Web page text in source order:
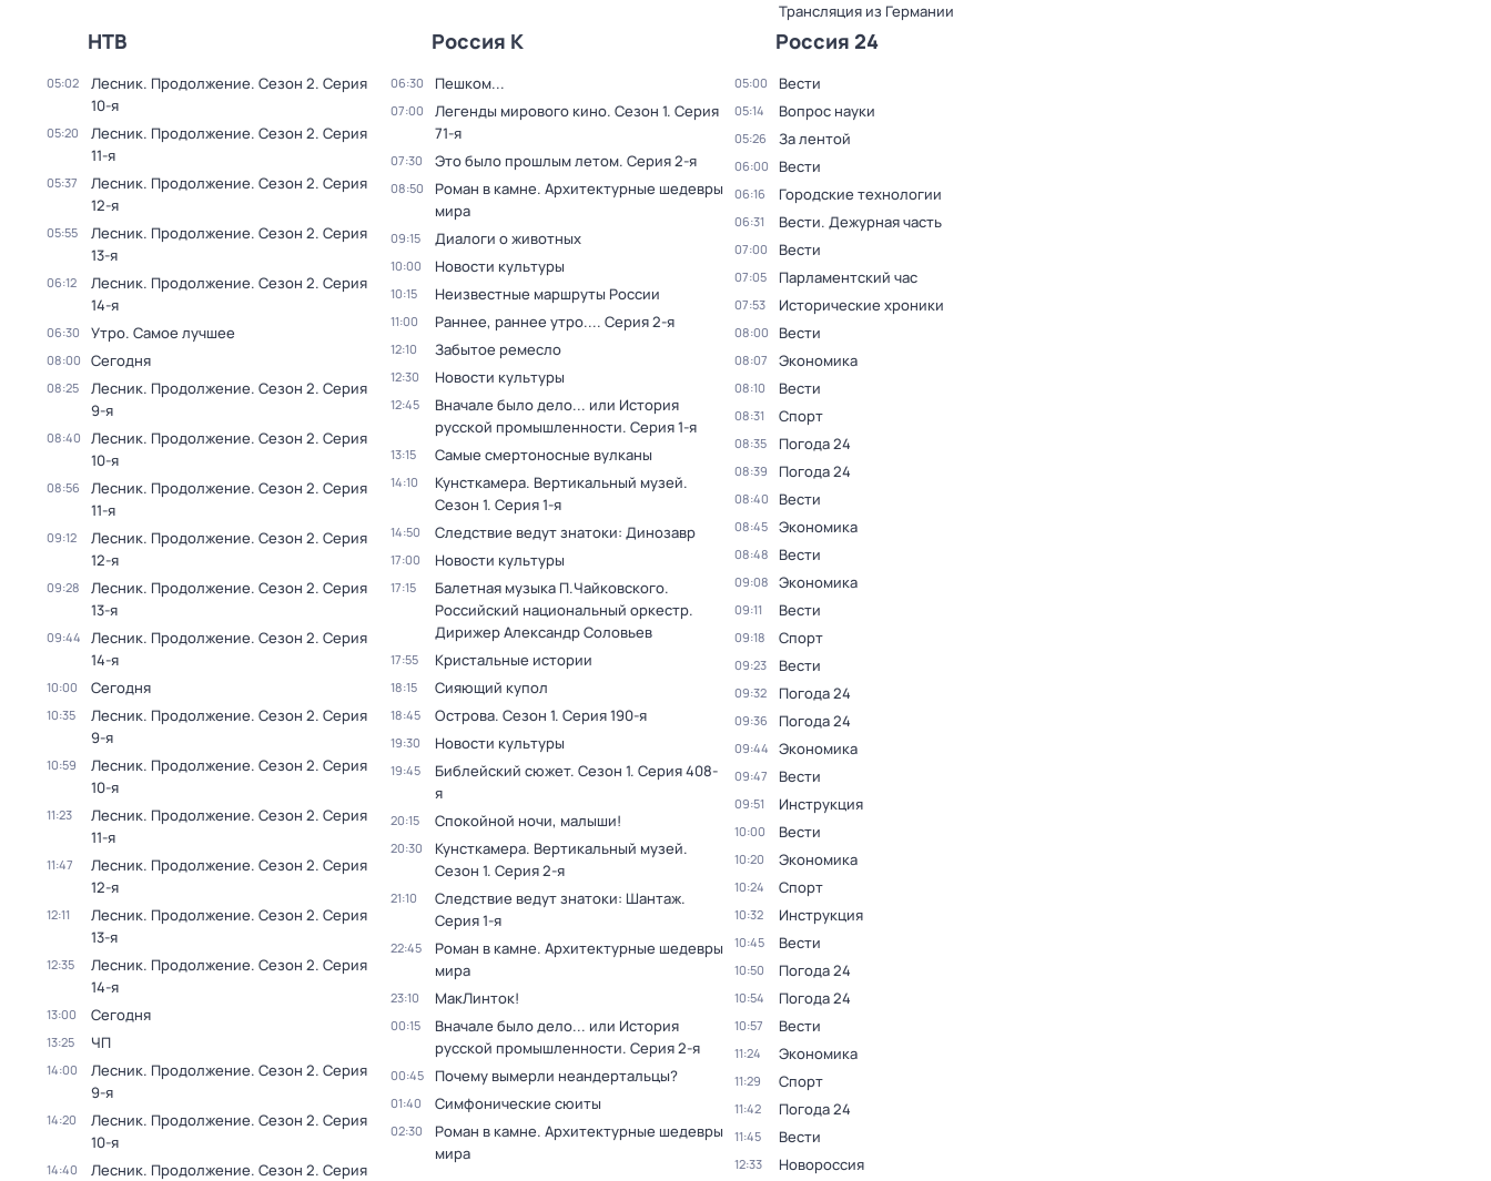
Трансляция из Германии
НТВ
05:02 Лесник. Продолжение. Сезон 2. Серия
10-я
05:20 Лесник. Продолжение. Сезон 2. Серия
11-я
05:37 Лесник. Продолжение. Сезон 2. Серия
12-я
05:55 Лесник. Продолжение. Сезон 2. Серия
13-я
06:12 Лесник. Продолжение. Сезон 2. Серия
14-я
06:30 Утро. Самое лучшее
08:00 Сегодня
08:25 Лесник. Продолжение. Сезон 2. Серия
9-я
08:40 Лесник. Продолжение. Сезон 2. Серия
10-я
08:56 Лесник. Продолжение. Сезон 2. Серия
11-я
09:12 Лесник. Продолжение. Сезон 2. Серия
12-я
09:28 Лесник. Продолжение. Сезон 2. Серия
13-я
09:44 Лесник. Продолжение. Сезон 2. Серия
14-я
10:00 Сегодня
10:35 Лесник. Продолжение. Сезон 2. Серия
9-я
10:59 Лесник. Продолжение. Сезон 2. Серия
10-я
11:23 Лесник. Продолжение. Сезон 2. Серия
11-я
11:47 Лесник. Продолжение. Сезон 2. Серия
12-я
12:11 Лесник. Продолжение. Сезон 2. Серия
13-я
12:35 Лесник. Продолжение. Сезон 2. Серия
14-я
13:00 Сегодня
13:25 ЧП
14:00 Лесник. Продолжение. Сезон 2. Серия
9-я
14:20 Лесник. Продолжение. Сезон 2. Серия
10-я
14:40 Лесник. Продолжение. Сезон 2. Серия
Россия К
06:30 Пешком...
07:00 Легенды мирового кино. Сезон 1. Серия
71-я
07:30 Это было прошлым летом. Серия 2-я
08:50
Роман в камне. Архитектурные шедевры
мира
09:15 Диалоги о животных
10:00 Новости культуры
10:15 Неизвестные маршруты России
11:00 Раннее, раннее утро.... Серия 2-я
12:10 Забытое ремесло
12:30 Новости культуры
12:45
Вначале было дело... или История
русской промышленности. Серия 1-я
13:15 Самые смертоносные вулканы
14:10 Кунсткамера. Вертикальный музей.
Сезон 1. Серия 1-я
14:50 Следствие ведут знатоки: Динозавр
17:00 Новости культуры
17:15
Балетная музыка П.Чайковского.
Российский национальный оркестр.
Дирижер Александр Соловьев
17:55 Кристальные истории
18:15 Сияющий купол
18:45 Острова. Сезон 1. Серия 190-я
19:30 Новости культуры
19:45 Библейский сюжет. Сезон 1. Серия 408-
я
20:15 Спокойной ночи, малыши!
20:30 Кунсткамера. Вертикальный музей.
Сезон 1. Серия 2-я
21:10 Следствие ведут знатоки: Шантаж.
Серия 1-я
22:45
Роман в камне. Архитектурные шедевры
мира
23:10 МакЛинток!
00:15
Вначале было дело... или История
русской промышленности. Серия 2-я
00:45 Почему вымерли неандертальцы?
01:40 Симфонические сюиты
02:30
Роман в камне. Архитектурные шедевры
мира
Россия 24
05:00 Вести
05:14 Вопрос науки
05:26 За лентой
06:00 Вести
06:16 Городские технологии
06:31 Вести. Дежурная часть
07:00 Вести
07:05 Парламентский час
07:53 Исторические хроники
08:00 Вести
08:07 Экономика
08:10 Вести
08:31 Спорт
08:35 Погода 24
08:39 Погода 24
08:40 Вести
08:45 Экономика
08:48 Вести
09:08 Экономика
09:11 Вести
09:18 Спорт
09:23 Вести
09:32 Погода 24
09:36 Погода 24
09:44 Экономика
09:47 Вести
09:51 Инструкция
10:00 Вести
10:20 Экономика
10:24 Спорт
10:32 Инструкция
10:45 Вести
10:50 Погода 24
10:54 Погода 24
10:57 Вести
11:24 Экономика
11:29 Спорт
11:42 Погода 24
11:45 Вести
12:33 Новороссия